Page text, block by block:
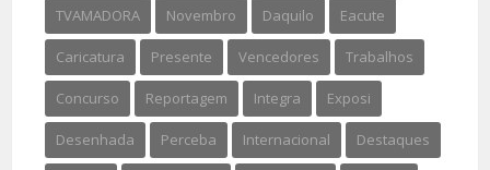
TVAMADORA Novembro Daquilo Eacute
Caricatura Presente Vencedores Trabalhos
Concurso Reportagem Integra Exposi
Desenhada Perceba Internacional Destaques